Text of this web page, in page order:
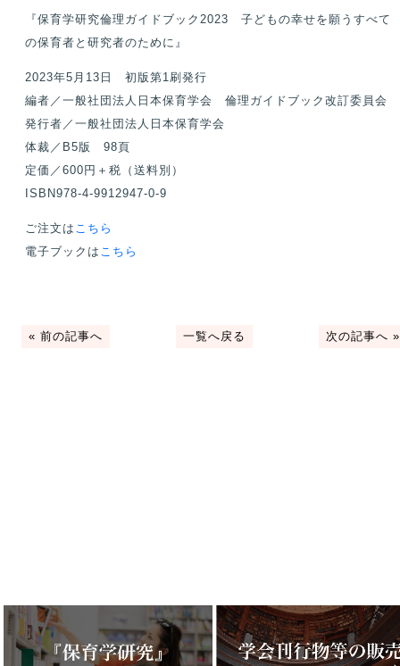
『保育学研究倫理ガイドブック2023 子どもの幸せを願うすべて
の保育者と研究者のために』
2023年5月13日 初版第1刷発行
編者／⼀般社団法⼈⽇本保育学会 倫理ガイドブック改訂委員会
発⾏者／⼀般社団法⼈⽇本保育学会
体裁／B5版 98⾴
定価／600円＋税（送料別）
ISBN978-4-9912947-0-9
ご注文は こちら
電子ブックは こちら
«前の記事へ 一覧へ戻る 次の記事へ »